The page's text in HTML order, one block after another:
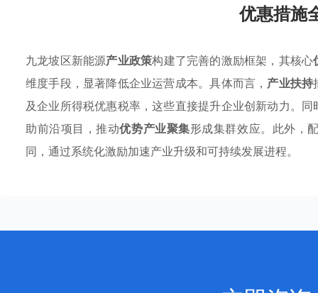
优惠措施
九龙坡区新能源产业政策构建了完善的激励框架，其核心
维度手段，显著降低企业运营成本。具体而言， 产业扶持
及企业所得税优惠税率，这些直接提升企业创新动力。同
助前沿项目，推动优势产业聚集形成集群效应。此外，
同，通过系统化激励加速产业升级和可持续发展进程。